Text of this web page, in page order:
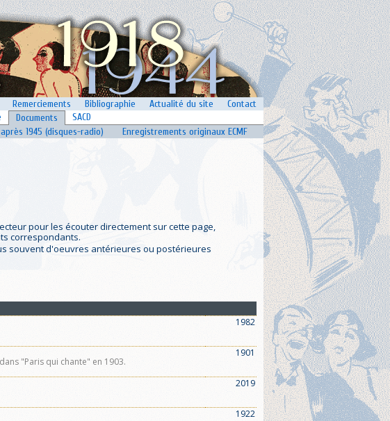
Remerciements Bibliographie Actualité du site
Contact
Documents
SACD
1945 (disques-radio) Enregistrements originaux ECMF
pour les écouter directement sur cette page,
correspondants.
souvent d'oeuvres antérieures ou postérieures
1982
"Paris qui chante" en 1903.
1901
2019
1922